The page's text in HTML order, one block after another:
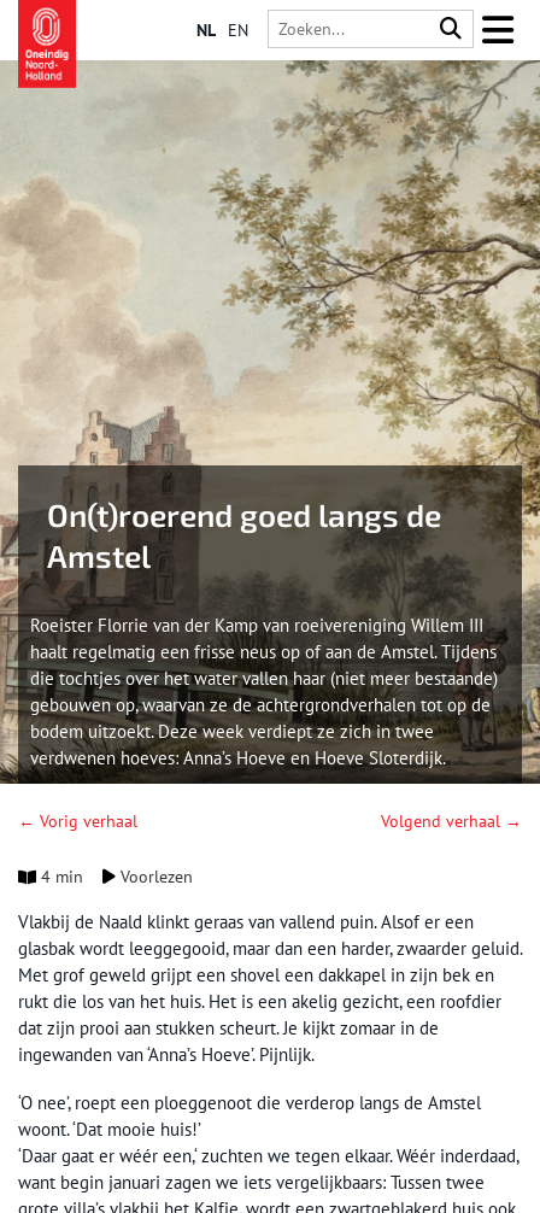
NL EN
On(t)roerend goed langs de
Amstel
Roeister Florrie van der Kamp van roeivereniging Willem III
haalt regelmatig een frisse neus op of aan de Amstel. Tijdens
die tochtjes over het water vallen haar (niet meer bestaande)
gebouwen op, waarvan ze de achtergrondverhalen tot op de
bodem uitzoekt. Deze week verdiept ze zich in twee
verdwenen hoeves: Anna’s Hoeve en Hoeve Sloterdijk.
← Vorig verhaal Volgend verhaal →
4 min Voorlezen
Vlakbij de Naald klinkt geraas van vallend puin. Alsof er een
glasbak wordt leeggegooid, maar dan een harder, zwaarder geluid.
Met grof geweld grijpt een shovel een dakkapel in zijn bek en
rukt die los van het huis. Het is een akelig gezicht, een roofdier
dat zijn prooi aan stukken scheurt. Je kijkt zomaar in de
ingewanden van ‘Anna’s Hoeve’. Pijnlijk.
‘O nee’, roept een ploeggenoot die verderop langs de Amstel
woont. ‘Dat mooie huis!’
‘Daar gaat er wéér een,‘ zuchten we tegen elkaar. Wéér inderdaad,
want begin januari zagen we iets vergelijkbaars: Tussen twee